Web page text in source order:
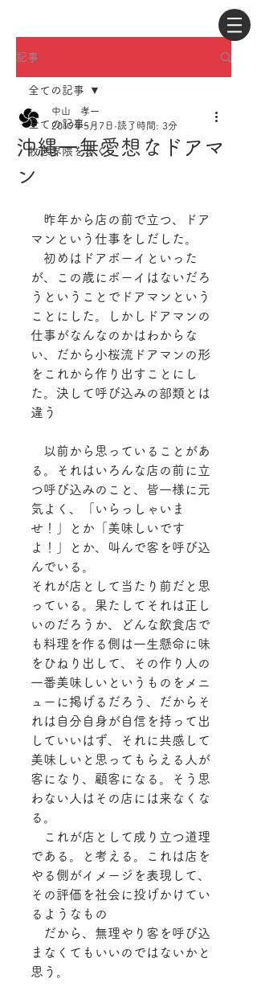
記事
全ての記事
牧志界隈を歩く
全ての記事
沖縄一無愛想なドアマ
ン
中山 孝一
2019年5月7日 読了時間: 3分
昨年から店の前で立つ、ドア
マンという仕事をしだした。
初めはドアボーイといった
が、この歳にボーイはないだろ
うということでドアマンという
ことにした。しかしドアマンの
仕事がなんなのかはわからな
い、だから小桜流ドアマンの形
をこれから作り出すことにし
た。決して呼び込みの部類とは
違う
以前から思っていることがあ
る。それはいろんな店の前に立
つ呼び込みのこと、皆一様に元
気よく、「いらっしゃいま
せ！」とか「美味しいです
よ！」とか、叫んで客を呼び込
んでいる。
それが店として当たり前だと思
っている。果たしてそれは正し
いのだろうか、どんな飲食店で
も料理を作る側は一生懸命に味
をひねり出して、その作り人の
一番美味しいというものをメニ
ューに掲げるだろう、だからそ
れは自分自身が自信を持って出
していいはず、それに共感して
美味しいと思ってもらえる人が
客になり、顧客になる。そう思
わない人はその店には来なくな
る。
これが店として成り立つ道理
である。と考える。これは店を
やる側がイメージを表現して、
その評価を社会に投げかけてい
るようなもの
だから、無理やり客を呼び込
まなくてもいいのではないかと
思う。